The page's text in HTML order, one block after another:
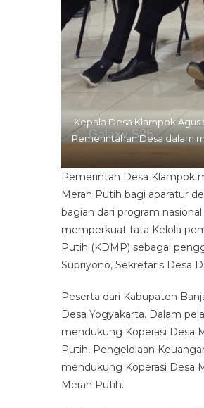
Kepala Desa Klampok
Pemerintahan Desa dalam
Pemerintah Desa Klampok
Merah Putih bagi aparatur
bagian dari program
memperkuat tata Kelola
Putih (KDMP) sebagai
Supriyono, Sekretaris Desa
Peserta dari Kabupaten
Desa Yogyakarta. Dalam
mendukung Koperasi Desa
Putih, Pengelolaan
mendukung Koperasi Desa
Merah Putih.